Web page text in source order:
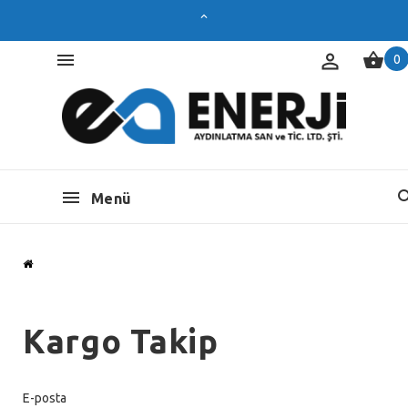
0
Menü
Kargo Takip
E-posta